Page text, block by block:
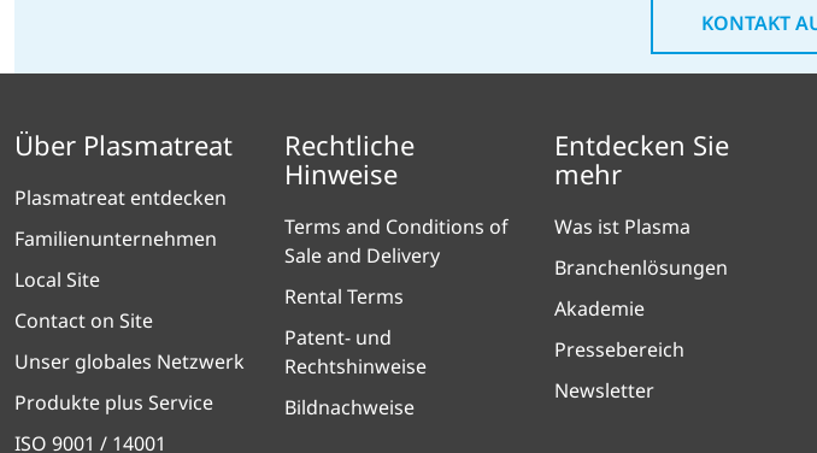
KONTAKT
Über Plasmatreat
Plasmatreat entdecken
Familienunternehmen
Local Site
Contact on Site
Unser globales Netzwerk
Produkte plus Service
ISO 9001 / 14001
Rechtliche
Hinweise
Terms and Conditions of
Sale and Delivery
Rental Terms
Patent- und
Rechtshinweise
Bildnachweise
Entdecken Sie
mehr
Was ist Plasma
Branchenlösungen
Akademie
Pressebereich
Newsletter